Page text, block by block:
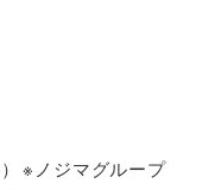
） ※ノジマグループ